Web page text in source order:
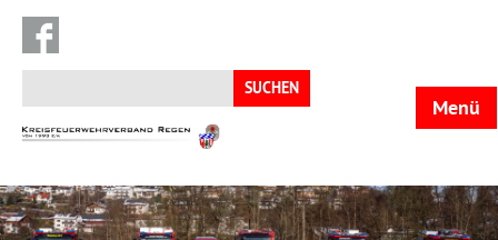
Suchen
nach:
KFV
Menü